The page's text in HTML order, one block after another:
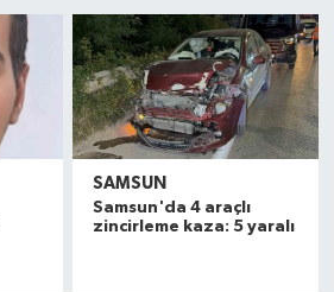
SAMSUN
Samsun'da 4 araçlı
zincirleme kaza: 5 yaralı